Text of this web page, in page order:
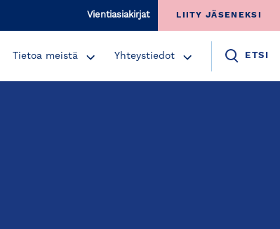
Vientiasiakirjat LIITY JÄSENEKSI
Tietoa meistä Yhteystiedot ETSI